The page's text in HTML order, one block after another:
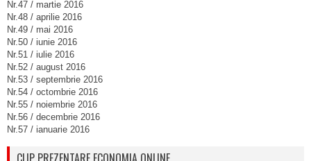
Nr.47 / martie 2016
Nr.48 / aprilie 2016
Nr.49 / mai 2016
Nr.50 / iunie 2016
Nr.51 / iulie 2016
Nr.52 / august 2016
Nr.53 / septembrie 2016
Nr.54 / octombrie 2016
Nr.55 / noiembrie 2016
Nr.56 / decembrie 2016
Nr.57 / ianuarie 2016